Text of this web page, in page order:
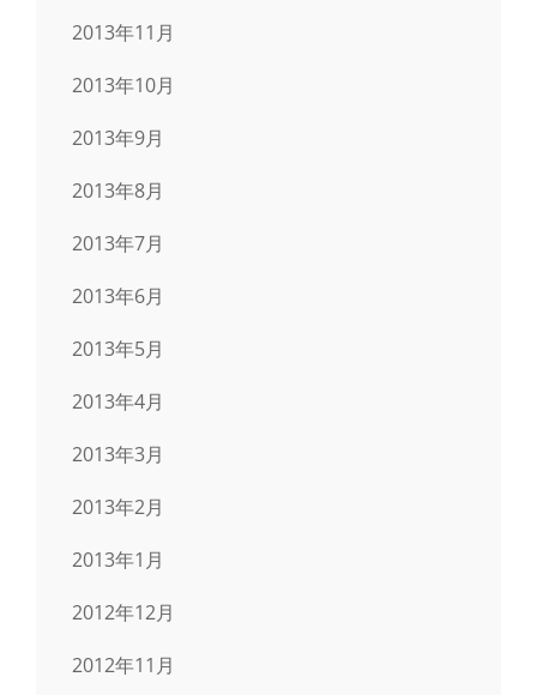
2013年11月
2013年10月
2013年9月
2013年8月
2013年7月
2013年6月
2013年5月
2013年4月
2013年3月
2013年2月
2013年1月
2012年12月
2012年11月